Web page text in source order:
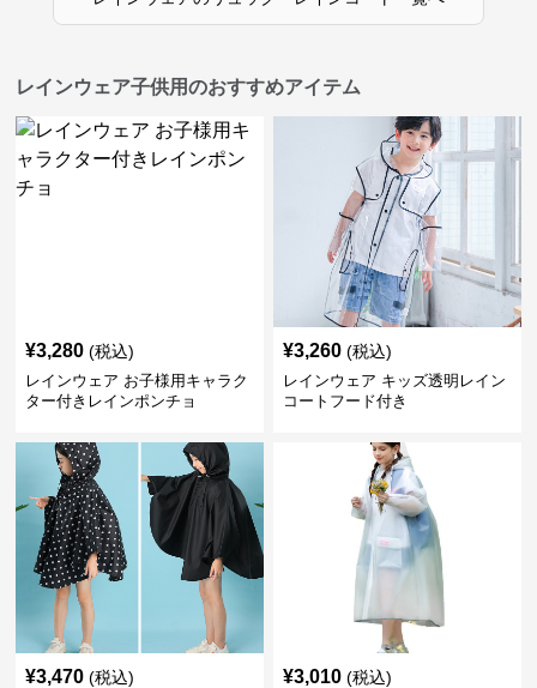
レインウェア子供用のおすすめアイテム
¥3,280 (税込)
レインウェア お子様用キャラク
ター付きレインポンチョ
¥3,260 (税込)
レインウェア キッズ透明レイン
コートフード付き
¥3,470 (税込) ¥3,010 (税込)